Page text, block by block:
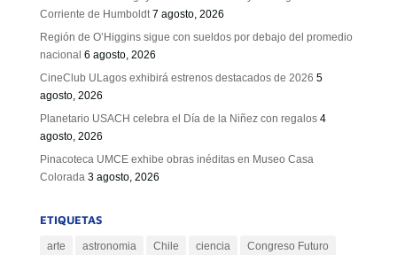
Corriente de Humboldt 7 agosto, 2026
Región de O’Higgins sigue con sueldos por debajo del promedio
nacional 6 agosto, 2026
CineClub ULagos exhibirá estrenos destacados de 2026 5
agosto, 2026
Planetario USACH celebra el Día de la Niñez con regalos 4
agosto, 2026
Pinacoteca UMCE exhibe obras inéditas en Museo Casa
Colorada 3 agosto, 2026
ETIQUETAS
arte astronomia Chile ciencia Congreso Futuro